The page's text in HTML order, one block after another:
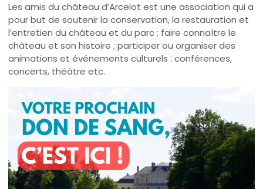
Les amis du château d’Arcelot est une association qui a
pour but de soutenir la conservation, la restauration et
l’entretien du château et du parc ; faire connaître le
château et son histoire ; participer ou organiser des
animations et événements culturels : conférences,
concerts, théâtre etc.